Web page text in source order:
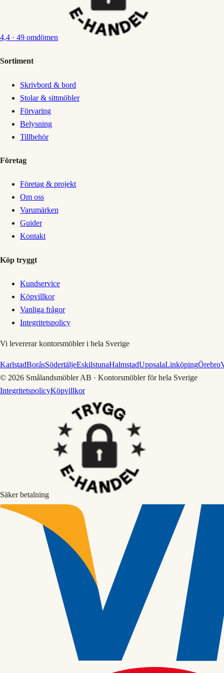
4,4 · 49 omdömen
Sortiment
Skrivbord & bord
Stolar & sittmöbler
Förvaring
Belysning
Tillbehör
Företag
Företag & projekt
Om oss
Varumärken
Guider
Kontakt
Köp tryggt
Kundservice
Köpvillkor
Vanliga frågor
Integritetspolicy
Vi levererar kontorsmöbler i hela Sverige
KarlstadBoråsSödertäljeEskilstunaHalmstadUppsalaLinköpingÖrebro
© 2026 Smålandsmöbler AB · Kontorsmöbler för hela Sverige
IntegritetspolicyKöpvillkor
Säker betalning